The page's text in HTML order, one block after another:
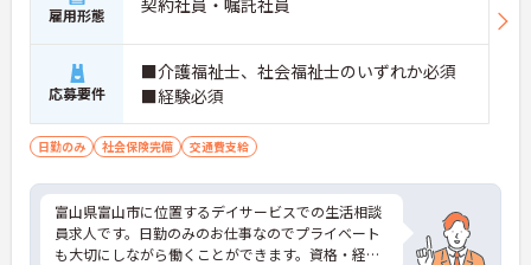
雇用形態 契約社員・嘱託社員
応募要件
■介護福祉士、社会福祉士のいずれか必須
■経験必須
日勤のみ 社会保険完備 交通費支給
富山県富山市に位置するデイサービスでの生活相談
員求人です。日勤のみのお仕事なのでプライベート
も大切にしながら働くことができます。資格・経験